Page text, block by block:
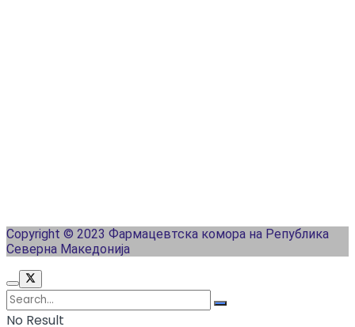
Copyright © 2023 Фармацевтска комора на Република
Северна Македонија
No Result